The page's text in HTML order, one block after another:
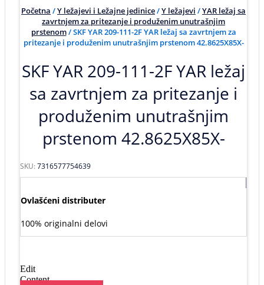
Početna /Y ležajevi i Ležajne jedinice/Y ležajevi /YAR ležaj sa
zavrtnjem za pritezanje i produženim unutrašnjim
prstenom/ SKF YAR 209-111-2F YAR ležaj sa zavrtnjem za
pritezanje i produženim unutrašnjim prstenom 42.8625X85X-
SKF YAR 209-111-2F YAR ležaj
sa zavrtnjem za pritezanje i
produženim unutrašnjim
prstenom 42.8625X85X-
SKU:7316577754639
Ovlašćeni distributer
100% originalni delovi
Edit
Content